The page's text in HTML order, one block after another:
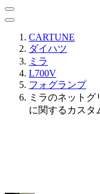
CARTUNE
ダイハツ
ミラ
L700V
フォグランプ
ミラのネット
に関するカスタ